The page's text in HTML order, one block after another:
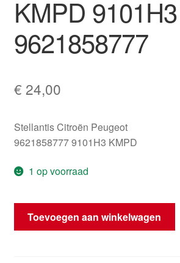
KMPD 9101H3
9621858777
€ 24,00
Stellantis Citroën Peugeot
9621858777 9101H3 KMPD
1 op voorraad
Deurgreep
Rechter
Toevoegen aan winkelwagen